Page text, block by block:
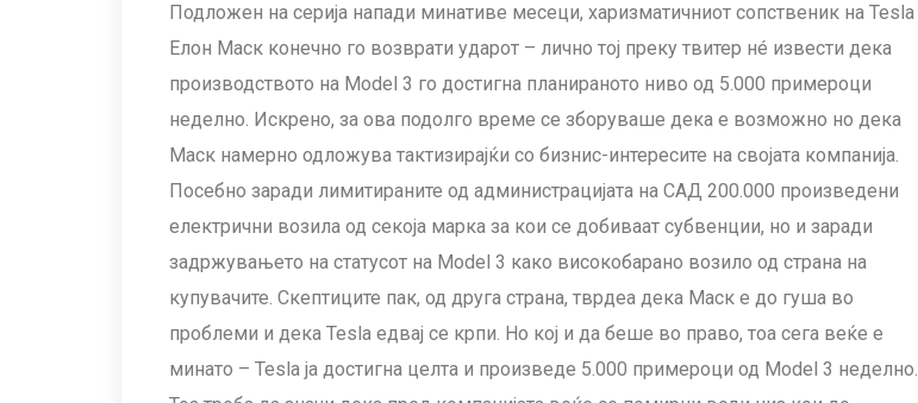
Подложен на серија напади минативе месеци, харизматичниот сопственик на Tesla
Елон Маск конечно го возврати ударот – лично тој преку твитер нé извести дека
производството на Model 3 го достигна планираното ниво од 5.000 примероци
неделно. Искрено, за ова подолго време се зборуваше дека е возможно но дека
Маск намерно одложува тактизирајќи со бизнис-интересите на својата компанија.
Посебно заради лимитираните од администрацијата на САД 200.000 произведени
електрични возила од секоја марка за кои се добиваат субвенции, но и заради
задржувањето на статусот на Model 3 како високобарано возило од страна на
купувачите. Скептиците пак, од друга страна, тврдеа дека Маск е до гуша во
проблеми и дека Tesla едвај се крпи. Но кој и да беше во право, тоа сега веќе е
минато – Tesla ја достигна целта и произведе 5.000 примероци од Model 3 неделно.